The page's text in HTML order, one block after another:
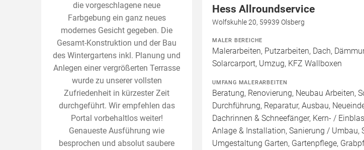
die vorgeschlagene neue
Farbgebung ein ganz neues
modernes Gesicht gegeben. Die
Gesamt-Konstruktion und der Bau
des Wintergartens inkl. Planung und
Anlegen einer vergrößerten Terrasse
wurde zu unserer vollsten
Zufriedenheit in kürzester Zeit
durchgeführt. Wir empfehlen das
Portal vorbehaltlos weiter!
Genaueste Ausführung wie
besprochen und absolut saubere
Hess Allroundservice
Wolfskuhle 20, 59939 Olsberg
MALER BEREICHE
Malerarbeiten, Putzarbeiten, Dach,
Solarcarport, Umzug, KFZ Wallboxen
UMFANG MALERARBEITEN
Beratung, Renovierung, Neubau Arbeiten,
Durchführung, Reparatur, Ausbau,
Dachrinnen & Schneefänger, Kern- /
Anlage & Installation, Sanierung / Umbau,
Umgestaltung Garten, Gartenpflege,